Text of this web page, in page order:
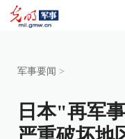
军事要闻 >
日本"再军